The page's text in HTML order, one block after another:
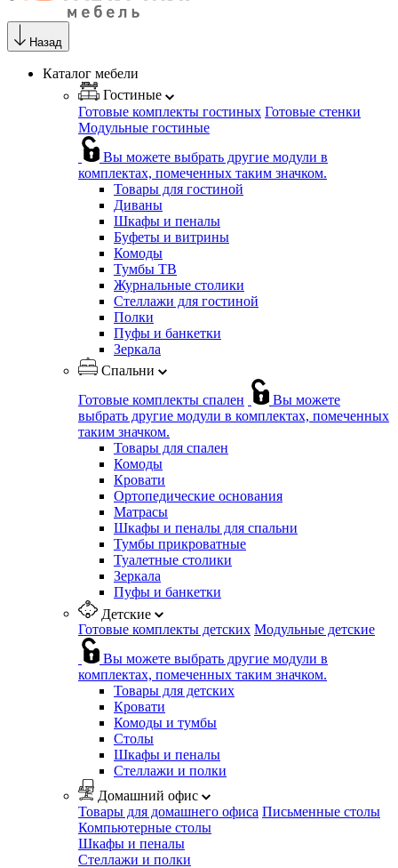
Назад
Каталог мебели
Гостиные
Готовые комплекты гостиных Готовые стенки
Модульные гостиные
Вы можете выбрать другие модули в
комплектах, помеченных таким значком.
Товары для гостиной
Диваны
Шкафы и пеналы
Буфеты и витрины
Комоды
Тумбы ТВ
Журнальные столики
Стеллажи для гостиной
Полки
Пуфы и банкетки
Зеркала
Спальни
Готовые комплекты спален
Вы можете
выбрать другие модули в комплектах, помеченных
таким значком.
Товары для спален
Комоды
Кровати
Ортопедические основания
Матрасы
Шкафы и пеналы для спальни
Тумбы прикроватные
Туалетные столики
Зеркала
Пуфы и банкетки
Детские
Готовые комплекты детских Модульные детские
Вы можете выбрать другие модули в
комплектах, помеченных таким значком.
Товары для детских
Кровати
Комоды и тумбы
Столы
Шкафы и пеналы
Стеллажи и полки
Домашний офис
Товары для домашнего офиса Письменные столы
Компьютерные столы
Шкафы и пеналы
Стеллажи и полки